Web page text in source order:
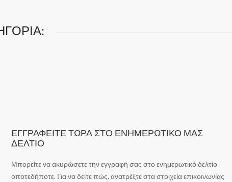
ΕΓΓΡΑΦΕΊΤΕ ΤΏΡΑ ΣΤΟ ΕΝΗΜΕΡΩΤΙΚΌ ΜΑΣ
ΔΕΛΤΊΟ
Μπορείτε να ακυρώσετε την εγγραφή σας στο ενημερωτικό δελτίο
οποτεδήποτε. Για να δείτε πώς, ανατρέξτε στα στοιχεία επικοινωνίας